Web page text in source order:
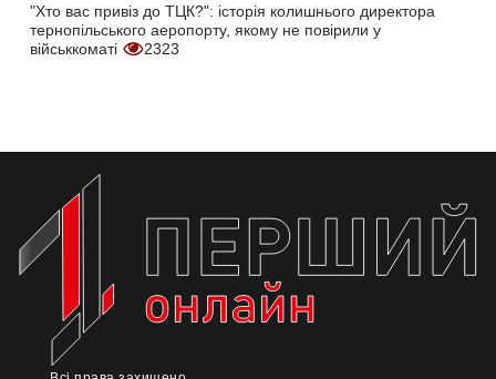
"Хто вас привіз до ТЦК?": історія колишнього директора
тернопільського аеропорту, якому не повірили у
військкоматі
2323